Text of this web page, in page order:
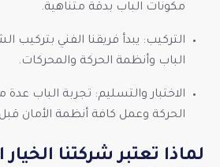
مكونات الباب بدقة متناهية.
التركيب: يبدأ فريقنا الفني
الباب وأنظمة الحركة والمحركات.
الاختبار والتسليم: تجربة الباب
الحركة وعمل كافة أنظمة الأمان
لماذا تعتبر شركتنا